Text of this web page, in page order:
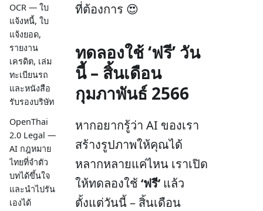
OCR — ใบ
แจ้งหนี้, ใบ
แจ้งยอด,
รายงาน
เครดิต, เล่ม
ทะเบียนรถ
และหนังสือ
รับรองบริษัท
OpenThai
2.0 Legal —
AI กฎหมาย
ไทยที่จำตัว
บทได้ขึ้นใจ
และนำไปรัน
เองได้
ที่ต้องการ 😍
ทดลองใช้ ‘ฟรี’ วัน
นี้ – สิ้นเดือน
กุมภาพันธ์ 2566
หากอยากรู้ว่า AI ของเรา
สร้างรูปภาพให้คุณได้
หลากหลายแค่ไหน เราเปิด
ให้ทดลองใช้ ‘ฟรี’ แล้ว
ตั้งแต่วันนี้ – สิ้นเดือน